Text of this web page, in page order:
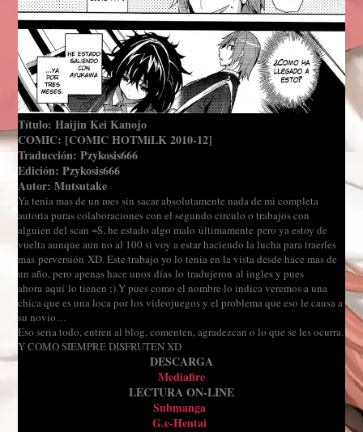
Título: Haijin Kei Kanojo
COMIC: [COMIC HOTMiLK 2010-12]
Traducción: Pzykosis666
Edición: Pzykosis666
Autor: Mutsutake
Ya tenia mas de un mes sin sacar absolutamente nada de mi completa
autoria puras colaboraciones con el segundo circulo o trabajos con
alguien del scan =S, he estado algo malo últimamente pero ya estoy de
vuelta aunque aun no al 100 si voy a estar haciendo la lucha para traerles
mas perversión XD.Este trabajo yo lo tenia en la vista desde hace mas de
un año, pero apenas hace unos días lo tradujeron al ingles y pues
ahora aquí lo tienen ;).Y pues como el nombre lo indica veremos a una
chica que es una loca por los videojuegos y el problema que eso le causa a
su novio…
Eso seria todo, entren al blog, comenten, agradezcan o lo que se les ocurra.
Y COMO SIEMPRE DISFRUTEN XD
DESCARGA
Mediafire
LECTURA ON-LINE
Submanga
G.e-Hentai